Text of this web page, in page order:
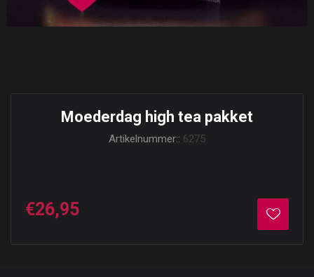
Moederdag high tea pakket
Artikelnummer:: 6275
€26,95